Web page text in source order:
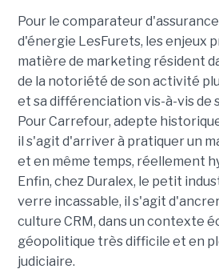
Pour le comparateur
d'énergie LesFurets, les enjeux
matière de marketing résident
de la notoriété de son activité
et sa différenciation vis-à-vis de
Pour Carrefour, adepte
il s'agit d'arriver à pratiquer un
et en même temps, réellement
Enfin, chez Duralex, le petit
verre incassable, il s'agit
culture CRM, dans un contexte
géopolitique très difficile et en
judiciaire.